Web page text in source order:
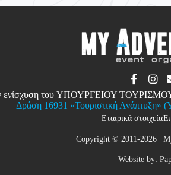
ενίσχυση του ΥΠΟΥΡΓΕΙΟΥ ΤΟΥΡΙΣΜΟΥ
Δράση 16931 «Τουριστική Ανάπτυξη»
Εταιρικά στοιχεία
Copyright © 2011-2026 |
Website by: